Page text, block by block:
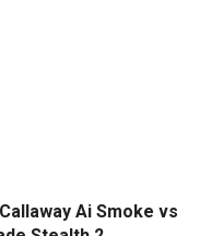
Ai Smoke vs